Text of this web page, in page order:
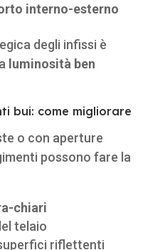
interno-esterno
degli infissi è
luminosità ben
bui: come migliorare
o con aperture
possono fare la
chiari
telaio
riflettenti